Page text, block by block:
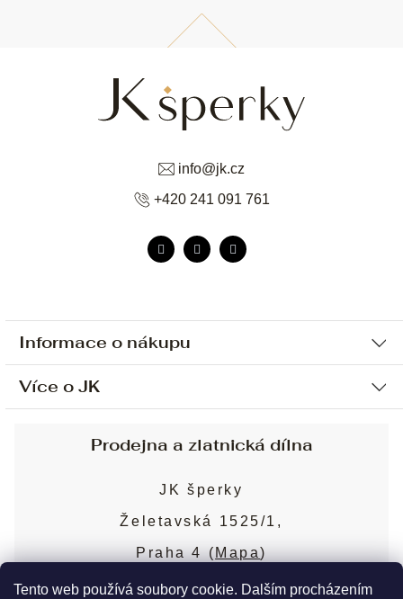
Tento web používá soubory cookie. Dalším procházením
Informace o nákupu
Ochrana osobních údajů
Sjednání osobní schůzky
Obchodní podmínky
Puncovní značky
Více o JK
Blog
Nejčastější dotazy
info@jk.cz
+420 241 091 761
Prodejna a zlatnická dílna
JK šperky
Želetavská 1525/1,
Praha 4 ( Mapa)
Více o prodejně